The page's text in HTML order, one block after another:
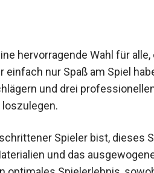
hervorragende Wahl für alle,
nur Spaß am Spiel
und drei
Spieler bist, dieses
und das